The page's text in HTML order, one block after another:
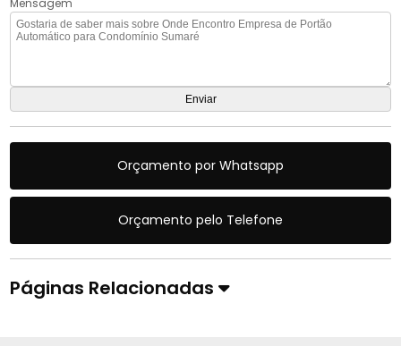
Mensagem
Orçamento por Whatsapp
Orçamento pelo Telefone
Páginas Relacionadas